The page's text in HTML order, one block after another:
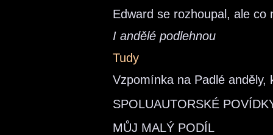
Edward se rozhoupal, ale co
I andělé podlehnou
Tudy
Vzpomínka na Padlé anděly,
SPOLUAUTORSKÉ
MŮJ MALÝ PODÍL